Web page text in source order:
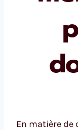
En matière de